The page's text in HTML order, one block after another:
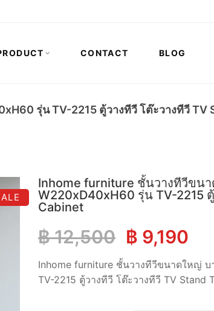
CONTACT BLOG
รุ่น TV-2215 ตู้วางทีวี โต๊ะวางทีวี TV
Inhome furniture ชั้นวางทีวีขน
W220xD40xH60 รุ่น TV-2215
Cabinet
฿12,500 Original
price
฿ 9,190
Inhome furniture ชั้นวางทีวีขนาดใหญ่
TV-2215 ตู้วางทีวี โต๊ะวางทีวี TV Stand